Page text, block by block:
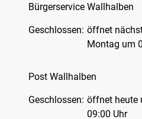
Bürgerservice Wallhalben
Klicken, um weitere
Geschlossen: öffnet
Montag um
Post Wallhalben
Klicken, um weitere
Geschlossen: öffnet heute
09:00 Uhr